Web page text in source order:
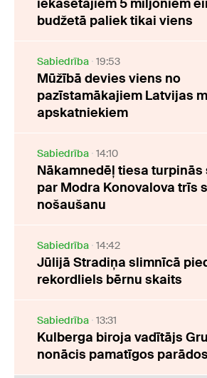
iekasētājiem 5 miljoniem
budžetā paliek tikai viens
Sabiedrība 19:53
Mūžībā devies viens no
pazīstamākajiem Latvijas
apskatniekiem
Sabiedrība 14:10
Nākamnedēļ tiesa
par Modra Konovalova trīs
nošaušanu
Sabiedrība 14:42
Jūlijā Stradiņa slimnīcā
rekordliels bērnu skaits
Sabiedrība 13:31
Kulberga biroja vadītājs
nonācis pamatīgos parādos